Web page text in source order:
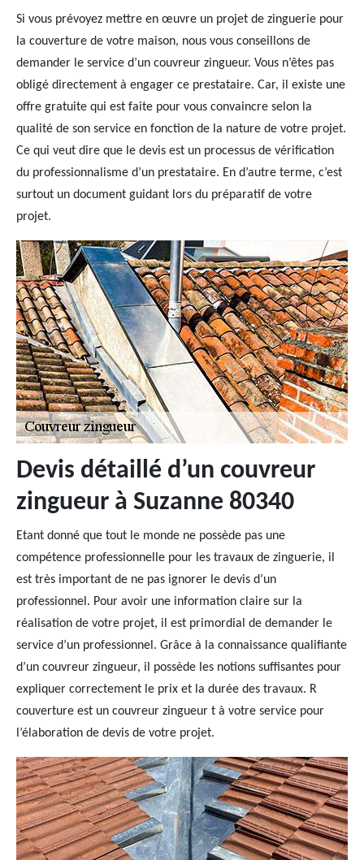
Si vous prévoyez mettre en œuvre un projet de zinguerie pour
la couverture de votre maison, nous vous conseillons de
demander le service d’un couvreur zingueur. Vous n’êtes pas
obligé directement à engager ce prestataire. Car, il existe une
offre gratuite qui est faite pour vous convaincre selon la
qualité de son service en fonction de la nature de votre projet.
Ce qui veut dire que le devis est un processus de vérification
du professionnalisme d’un prestataire. En d’autre terme, c’est
surtout un document guidant lors du préparatif de votre
projet.
Devis détaillé d’un couvreur
zingueur à Suzanne 80340
Etant donné que tout le monde ne possède pas une
compétence professionnelle pour les travaux de zinguerie, il
est très important de ne pas ignorer le devis d’un
professionnel. Pour avoir une information claire sur la
réalisation de votre projet, il est primordial de demander le
service d’un professionnel. Grâce à la connaissance qualifiante
d’un couvreur zingueur, il possède les notions suffisantes pour
expliquer correctement le prix et la durée des travaux. R
couverture est un couvreur zingueur t à votre service pour
l’élaboration de devis de votre projet.